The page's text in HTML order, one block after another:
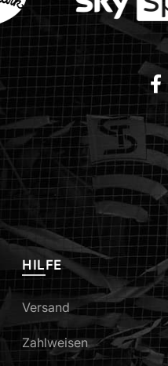
HILFE
Versand
Zahlweisen